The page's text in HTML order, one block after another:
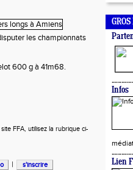
les championnats
600 g à 41m68.
FFA, utilisez la rubrique ci-
|
Infos
Lien